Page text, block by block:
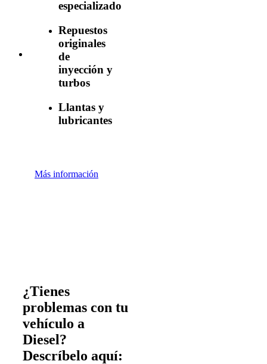
especializado
Repuestos
originales
de
inyección y
turbos
Llantas y
lubricantes
Más información
¿Tienes
problemas con tu
vehículo a
Diesel?
Descríbelo aquí: